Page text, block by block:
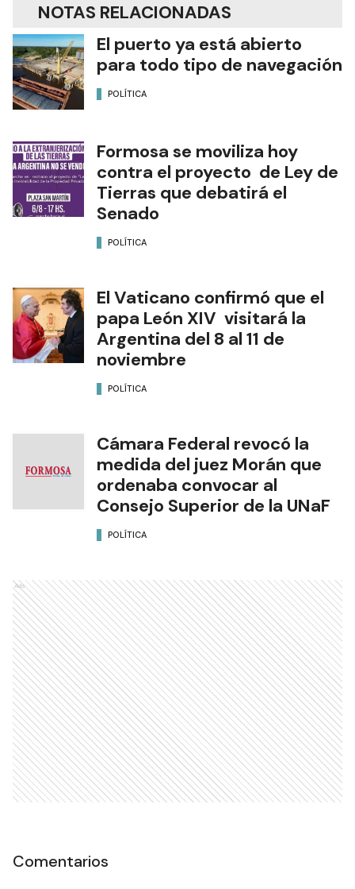
NOTAS RELACIONADAS
El puerto ya está abierto
para todo tipo de navegación
POLÍTICA
Formosa se moviliza hoy
contra el proyecto de Ley de
Tierras que debatirá el
Senado
POLÍTICA
El Vaticano confirmó que el
papa León XIV visitará la
Argentina del 8 al 11 de
noviembre
POLÍTICA
Cámara Federal revocó la
medida del juez Morán que
ordenaba convocar al
Consejo Superior de la UNaF
POLÍTICA
Ads
Comentarios